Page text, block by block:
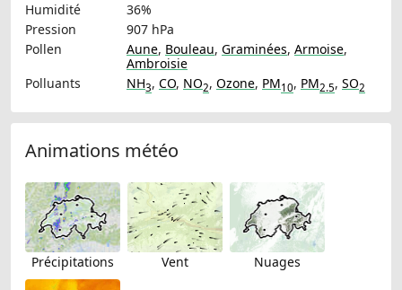
Humidité
36%
Pression
907 hPa
Pollen
Aune, Bouleau, Graminées, Armoise,
Ambroisie
Polluants
NH3, CO, NO2, Ozone, PM10, PM2.5, SO2
Animations météo
Précipitations Vent Nuages